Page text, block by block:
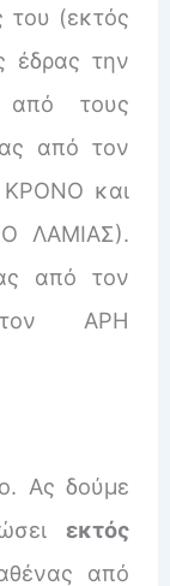
του (εκτός
έδρας την
τους
από τον
και
ΛΑΜΙΑΣ).
από τον
ΑΡΗ
Ας δούμε
εκτός
από